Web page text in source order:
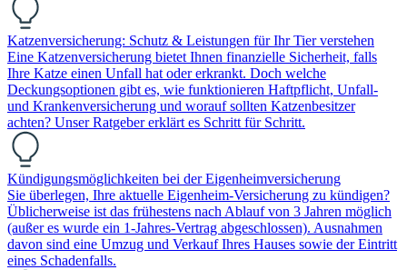
Katzenversicherung: Schutz & Leistungen für Ihr Tier verstehen
Eine Katzenversicherung bietet Ihnen finanzielle Sicherheit, falls
Ihre Katze einen Unfall hat oder erkrankt. Doch welche
Deckungsoptionen gibt es, wie funktionieren Haftpflicht, Unfall-
und Krankenversicherung und worauf sollten Katzenbesitzer
achten? Unser Ratgeber erklärt es Schritt für Schritt.
Kündigungsmöglichkeiten bei der Eigenheimversicherung
Sie überlegen, Ihre aktuelle Eigenheim-Versicherung zu kündigen?
Üblicherweise ist das frühestens nach Ablauf von 3 Jahren möglich
(außer es wurde ein 1-Jahres-Vertrag abgeschlossen). Ausnahmen
davon sind eine Umzug und Verkauf Ihres Hauses sowie der Eintritt
eines Schadenfalls.